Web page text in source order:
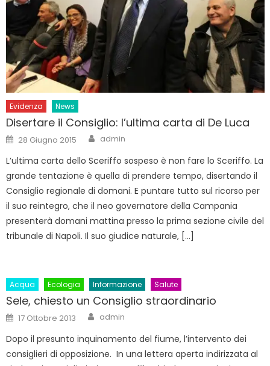
Evidenza News
Disertare il Consiglio: l’ultima carta di De Luca
Posted
on
28 Giugno 2015 Author
admin
L’ultima carta dello Sceriffo sospeso è non fare lo Sceriffo. La
grande tentazione è quella di prendere tempo, disertando il
Consiglio regionale di domani. E puntare tutto sul ricorso per
il suo reintegro, che il neo governatore della Campania
presenterà domani mattina presso la prima sezione civile del
tribunale di Napoli. Il suo giudice naturale, […]
Acqua Ecologia Informazione Salute
Sele, chiesto un Consiglio straordinario
Posted
on
17 Ottobre 2013 Author
admin
Dopo il presunto inquinamento del fiume, l’intervento dei
consiglieri di opposizione. In una lettera aperta indirizzata al